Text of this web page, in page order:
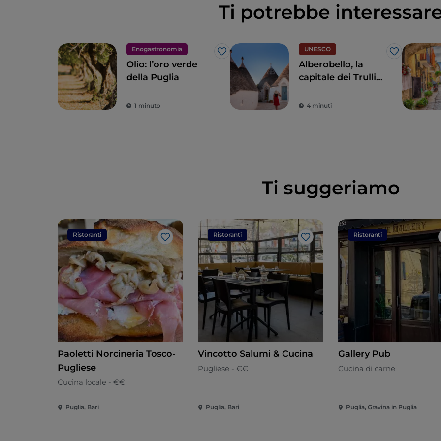
Ti potrebbe
Enogastronomia
Like
Olio: l’oro verde
della Puglia
1 minuto
UNESCO
Like
Alberobello, la
capitale dei Trulli
una favola
4 minuti
Ti suggeriamo
Ristoranti
Like
Paoletti Norcineria Tosco-
Pugliese
Cucina locale - €€
Puglia, Bari
Ristoranti
Like
Vincotto Salumi & Cucina
Pugliese - €€
Puglia, Bari
Ristoranti
Gallery Pub
Cucina di carne
Puglia, Gravina in Puglia